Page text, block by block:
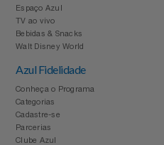
Espaço Azul
TV ao vivo
Bebidas & Snacks
Walt Disney World
Azul Fidelidade
Conheça o Programa
Categorias
Cadastre-se
Parcerias
Clube Azul